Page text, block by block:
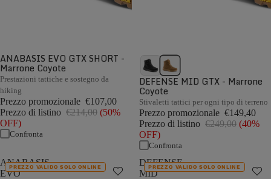
ANABASIS EVO GTX SHORT -
Marrone Coyote
Prestazioni tattiche e sostegno da
hiking
Prezzo promozionale €107,00
Prezzo di listino €214,00 (50%
OFF)
Confronta
DEFENSE MID GTX - Marrone
Coyote
Stivaletti tattici per ogni tipo di terreno
Prezzo promozionale €149,40
Prezzo di listino €249,00 (40%
OFF)
Confronta
ANABASIS
EVO
PREZZO VALIDO SOLO ONLINE
DEFENSE
MID
PREZZO VALIDO SOLO ONLINE